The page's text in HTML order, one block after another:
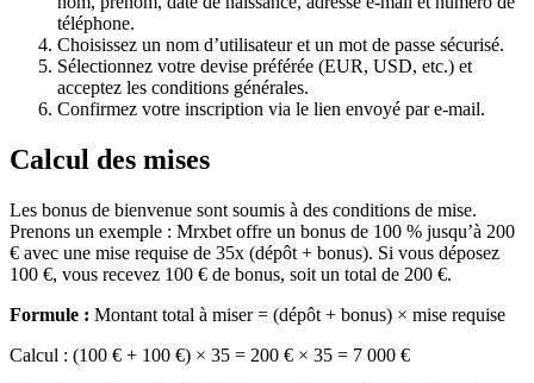
téléphone.
Choisissez un nom d’utilisateur et un mot de passe sécurisé.
Sélectionnez votre devise préférée (EUR, USD, etc.) et
acceptez les conditions générales.
Confirmez votre inscription via le lien envoyé par e-mail.
Calcul des mises
Les bonus de bienvenue sont soumis à des conditions de mise.
Prenons un exemple : Mrxbet offre un bonus de 100 % jusqu’à 200
€ avec une mise requise de 35x (dépôt + bonus). Si vous déposez
100 €, vous recevez 100 € de bonus, soit un total de 200 €.
Formule : Montant total à miser = (dépôt + bonus) × mise requise
Calcul : (100 € + 100 €) × 35 = 200 € × 35 = 7 000 €